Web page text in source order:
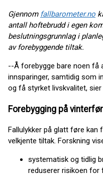
Gjennom fallbarometer.no
antall hoftebrudd i egen
beslutningsgrunnlag i
av forebyggende tiltak.
--Å forebygge bare noen få
innsparinger, samtidig som
og få styrket livskvalitet, sier
Forebygging på
Fallulykker på glatt føre kan
velkjente tiltak. Forskning
systematisk og tidlig
reduserer risikoen for